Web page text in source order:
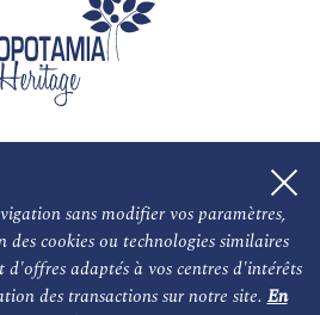
sans modifier vos paramètres,
cookies ou technologies similaires
d'offres adaptés à vos centres d'intérêts
des transactions sur notre site.En
NOS PARTENAIRES
et nos experts Les auteurs